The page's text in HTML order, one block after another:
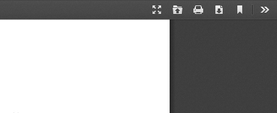
Presentation
Open Print Download
Current